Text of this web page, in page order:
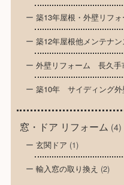
築13年屋根・外壁リフ
築12年屋根他メンテナ
外壁リフォーム 長久手
築10年 サイディング外
窓・ドア リフォーム (4)
玄関ドア (1)
輸入窓の取り換え (2)